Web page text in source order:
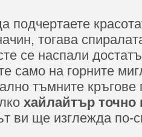
подчертаете
тогава
се наспали
само на горните
тъмните кръгове
хайлайтър точно
ви ще изглежда по-